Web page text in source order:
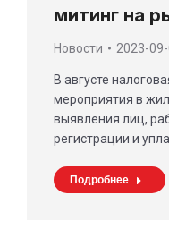
митинг на
Новости 2023-
В августе
мероприятия в
выявления лиц,
регистрации и
Подробнее